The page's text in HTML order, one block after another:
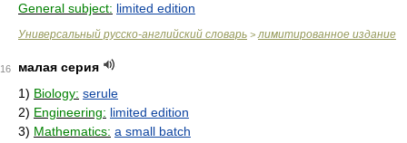
General subject: limited edition
Универсальный русско-английский словарь > лимитированное издание
16
малая серия
1) Biology: serule
2) Engineering: limited edition
3) Mathematics: a small batch